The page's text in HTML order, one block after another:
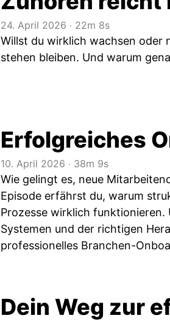
24. April 2026 ‧ 22m 8s
Willst du wirklich wachsen oder
stehen bleiben. Und warum
Erfolgreiches
10. April 2026 ‧ 38m 9s
Wie gelingt es, neue
Episode erfährst du, warum
Prozesse wirklich
Systemen und der richtigen
professionelles Branchen-
Dein Weg zur